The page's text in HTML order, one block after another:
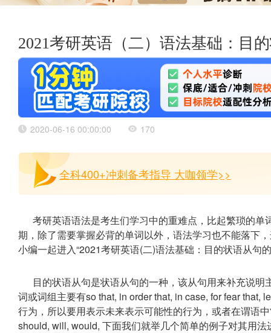
2021考研英语（二）语法基础：目
2020-06-16 00:00:00 170
全科400+冲刺备考指导 大咖领学>>
考研英语语法是考生们学习中的重难点，比起繁琐的
期，除了需要掌握必背的单词以外，语法学习也不能落下
小编一起进入“2021考研英语(二)语法基础：目的状语从句
目的状语从句是状语从句的一种，该从句用来补充说
词或词组主要有so that, in order that, in case, for fear that,
行为，所以要用表示未来表示可能性的行为，或者在谓语
should, will, would, 下面我们就举几个简单的例子对其用法